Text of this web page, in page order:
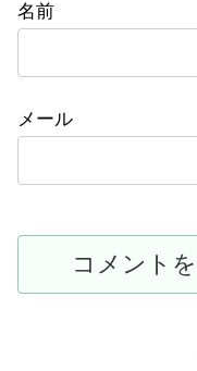
名前
メール